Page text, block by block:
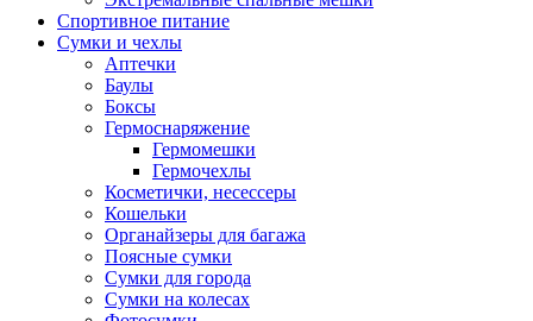
Спортивное питание
Сумки и чехлы
Аптечки
Баулы
Боксы
Гермоснаряжение
Гермомешки
Гермочехлы
Косметички, несессеры
Кошельки
Органайзеры для багажа
Поясные сумки
Сумки для города
Сумки на колесах